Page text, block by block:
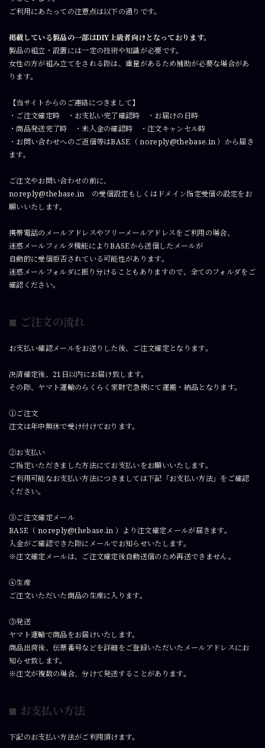
ご利用にあたっての注意点は以下の通りです。
掲載している製品の一部はDIY上級者向けとなっております。
製品の組立・設置には一定の技術や知識が必要です。
女性の方が組み立てをされる際は、重量があるため補助が必要な場合があ
ります。
【当サイトからのご連絡につきまして】
・ご注文確定時 ・お支払い完了確認時 ・お届けの日時
・商品発送完了時 ・未入金の確認時 ・注文キャンセル時
・お問い合わせへのご返信等はBASE（noreply@thebase.in）から届き
ます。
ご注文やお問い合わせの前に、
noreply@thebase.in の受信設定もしくはドメイン指定受信の設定をお
願いいたします。
携帯電話のメールアドレスやフリーメールアドレスをご利用の場合、
迷惑メールフィルタ機能によりBASEから送信したメールが
自動的に受信拒否されている可能性があります。
迷惑メールフォルダに振り分けることもありますので、全てのフォルダをご
確認ください。
■ ご注文の流れ
お支払い確認メールをお送りした後、ご注文確定となります。
決済確定後、21日以内にお届け致します。
その際、ヤマト運輸のらくらく家財宅急便にて運搬・納品となります。
①ご注文
注文は年中無休で受け付けております。
②お支払い
ご指定いただきました方法にてお支払いをお願いいたします。
ご利用可能なお支払い方法につきましては下記「お支払い方法」をご確認
ください。
③ご注文確定メール
BASE（ noreply@thebase.in ）より注文確定メールが届きます。
入金がご確認できた際にメールでお知らせいたします。
※注文確定メールは、ご注文確定後自動送信のため再送できません。
④生産
ご注文いただいた商品の生産に入ります。
⑤発送
ヤマト運輸で商品をお届けいたします。
商品出荷後、伝票番号などを詳細をご登録いただいたメールアドレスにお
知らせ致します。
※注文が複数の場合、分けて発送することがあります。
■ お支払い方法
下記のお支払い方法がご利用頂けます。